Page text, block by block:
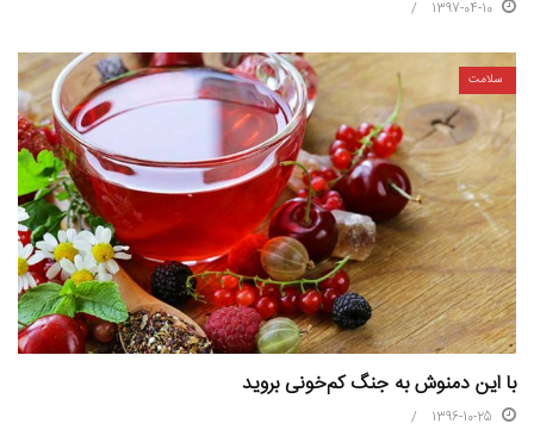
1397-04-10
سلامت
با این دمنوش به جنگ کم‌خونی بروید
1396-10-25